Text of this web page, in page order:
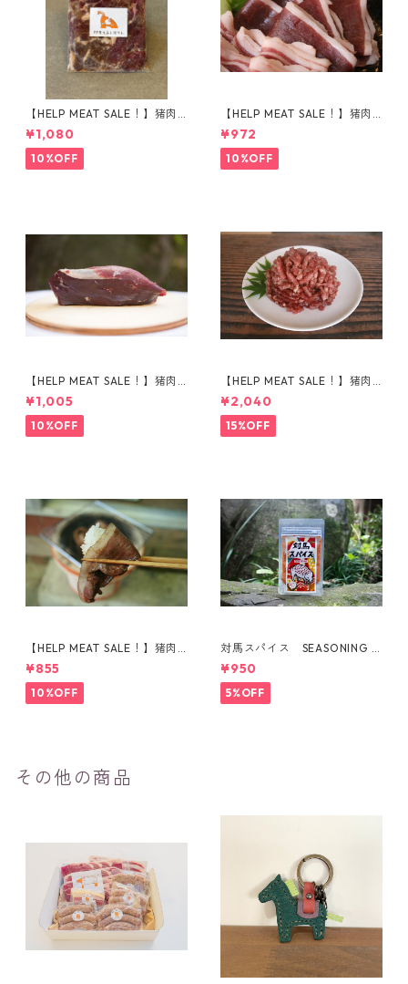
【HELP MEAT SALE！】猪肉
で作った対馬のソウルフード
『とんちゃん』
¥1,080
10%OFF
【HELP MEAT SALE！】猪肉
モモ肉 スライス 150g
¥972
10%OFF
【HELP MEAT SALE！】猪肉
ももブロック（178g）
¥1,005
10%OFF
【HELP MEAT SALE！】猪肉
挽き肉 500g
¥2,040
15%OFF
【HELP MEAT SALE！】猪肉
ウデ肉 スライス 150g
¥855
10%OFF
対馬スパイス SEASONING F
OR BOAR
¥950
5%OFF
その他の商品